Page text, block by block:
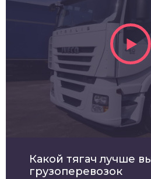
Какой тягач лучше
грузоперевозок